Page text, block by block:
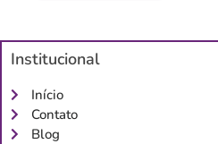
Institucional
Início
Contato
Blog